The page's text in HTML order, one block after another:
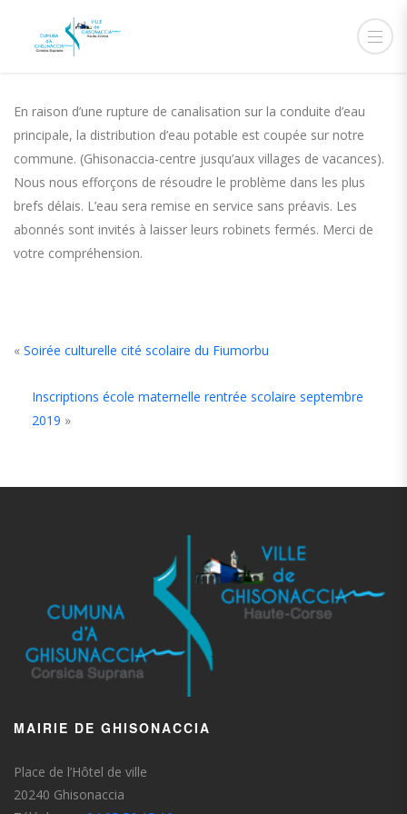
28 MAI 2019
En raison d’une rupture de canalisation sur la conduite d’eau
principale, la distribution d’eau potable est coupée sur notre
commune. (Ghisonaccia-centre jusqu’aux villages de vacances).
Nous nous efforçons de résoudre le problème dans les plus
brefs délais. L’eau sera remise en service sans préavis. Les
abonnés sont invités à laisser leurs robinets fermés. Merci de
votre compréhension.
« Soirée culturelle cité scolaire du Fiumorbu
Inscriptions école maternelle rentrée scolaire septembre
2019 »
MAIRIE DE GHISONACCIA
Place de l’Hôtel de ville
20240 Ghisonaccia